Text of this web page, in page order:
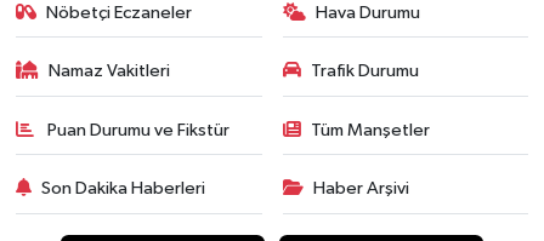
Nöbetçi Eczaneler Hava Durumu
Namaz Vakitleri Trafik Durumu
Puan Durumu ve Fikstür Tüm Manşetler
Son Dakika Haberleri Haber Arşivi